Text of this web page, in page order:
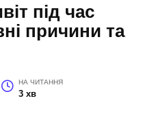
під час
причини та
НА ЧИТАННЯ
3 хв